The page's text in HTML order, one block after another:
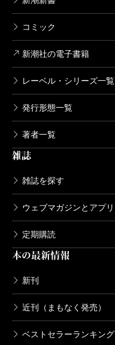
コミック
新潮社の電子書籍
レーベル・シリーズ一覧
発行形態一覧
著者一覧
雑誌
雑誌を探す
ウェブマガジンとアプリ
定期購読
本の最新情報
新刊
近刊（まもなく発売）
ベストセラーランキング